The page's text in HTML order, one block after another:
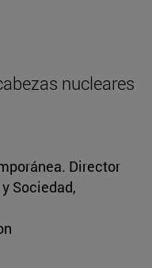
nucleares
Director
Sociedad,